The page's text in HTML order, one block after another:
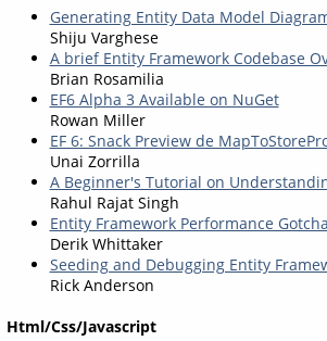
Generating Entity Data Model
Shiju Varghese
A brief Entity Framework Codebase
Brian Rosamilia
EF6 Alpha 3 Available on NuGet
Rowan Miller
EF 6: Snack Preview de
Unai Zorrilla
A Beginner's Tutorial on
Rahul Rajat Singh
Entity Framework Performance Gotcha
Derik Whittaker
Seeding and Debugging Entity
Rick Anderson
Html/Css/Javascript